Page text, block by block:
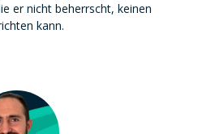
er nicht beherrscht, keinen
kann.